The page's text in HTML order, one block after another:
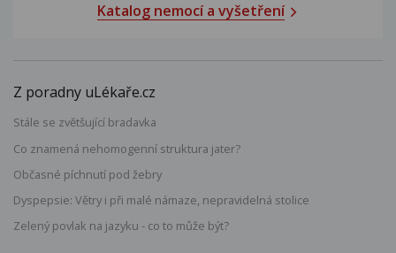
Katalog nemocí a vyšetření
Z poradny uLékaře.cz
Stále se zvětšující bradavka
Co znamená nehomogenní struktura jater?
Občasné píchnutí pod žebry
Dyspepsie: Větry i při malé námaze, nepravidelná stolice
Zelený povlak na jazyku - co to může být?